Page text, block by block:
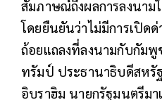
สัมภาษณ์ถึงผลการลงนาม
โดยยืนยันว่าไม่มีการเปิด
ถ้อยแถลงที่ลงนามกับกัม
ทรัมป์ ประธานาธิบดีสหรั
อิบราฮิม นายกรัฐมนตรีมา